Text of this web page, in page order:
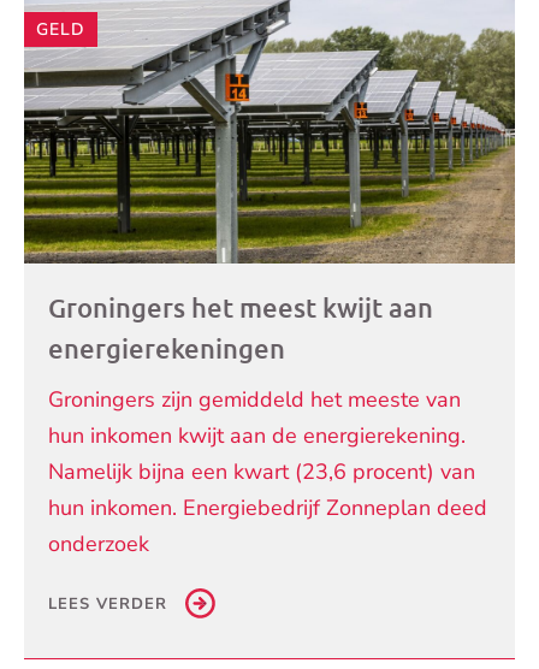
GELD
Groningers het meest kwijt aan
energierekeningen
Groningers zijn gemiddeld het meeste van
hun inkomen kwijt aan de energierekening.
Namelijk bijna een kwart (23,6 procent) van
hun inkomen. Energiebedrijf Zonneplan deed
onderzoek
LEES VERDER